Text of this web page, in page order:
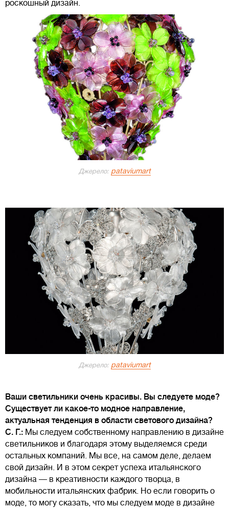
роскошный дизайн.
Джерело: pataviumart
Джерело: pataviumart
Ваши светильники очень красивы. Вы следуете моде?
Существует ли какое-то модное направление,
актуальная тенденция в области светового дизайна?
С. Г.: Мы следуем собственному направлению в дизайне
светильников и благодаря этому выделяемся среди
остальных компаний. Мы все, на самом деле, делаем
свой дизайн. И в этом секрет успеха итальянского
дизайна — в креативности каждого творца, в
мобильности итальянских фабрик. Но если говорить о
моде, то могу сказать, что мы следуем моде в дизайне